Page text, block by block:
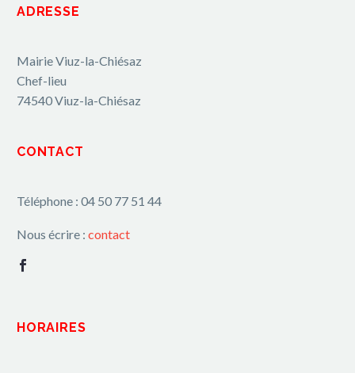
ADRESSE
Mairie Viuz-la-Chiésaz
Chef-lieu
74540 Viuz-la-Chiésaz
CONTACT
Téléphone : 04 50 77 51 44
Nous écrire : contact
HORAIRES